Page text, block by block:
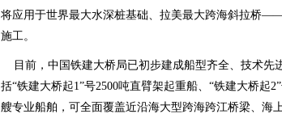
将应用于世界最大水深桩基础、拉美最大跨海斜拉桥
施工。
目前，中国铁建大桥局已初步建成船型齐全、技术先
括“铁建大桥起1”号2500吨直臂架起重船、“铁建大桥起
艘专业船舶，可全面覆盖近沿海大型跨海跨江桥梁、海